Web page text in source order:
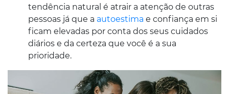
tendência natural é atrair a atenção de outras
pessoas já que a autoestima e confiança em si
ficam elevadas por conta dos seus cuidados
diários e da certeza que você é a sua
prioridade.